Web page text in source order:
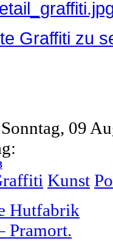
Graffiti zu
Sonntag, 09
Kunst
Hutfabrik
Pramort.